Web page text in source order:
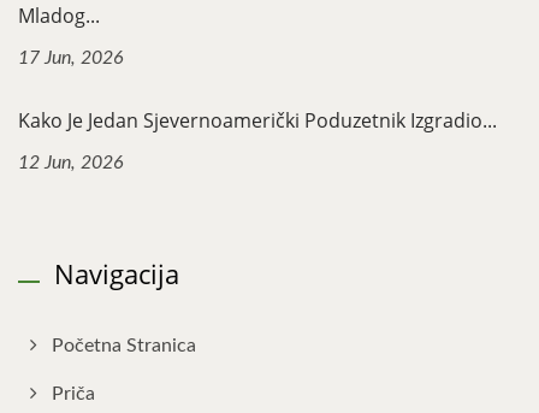
Mladog...
17 Jun, 2026
Kako Je Jedan Sjevernoamerički Poduzetnik Izgradio...
12 Jun, 2026
Navigacija
Početna Stranica
Priča